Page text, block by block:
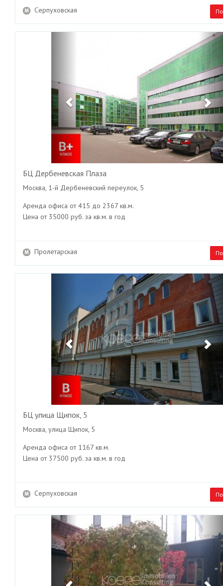
Серпуховская
БЦ Дербеневская Плаза
Москва, 1-й Дербеневский переулок, 5
Аренда офиса от 415 до 2367 кв.м.
Цена от 35000 руб. за кв.м. в год
Пролетарская
БЦ улица Щипок, 5
Москва, улица Щипок, 5
Аренда офиса от 1167 кв.м.
Цена от 37500 руб. за кв.м. в год
Серпуховская
Previous